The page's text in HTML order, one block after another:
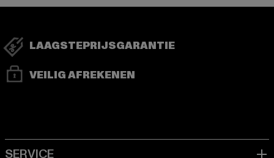
LAAGSTEPRIJSGARANTIE
VEILIG AFREKENEN